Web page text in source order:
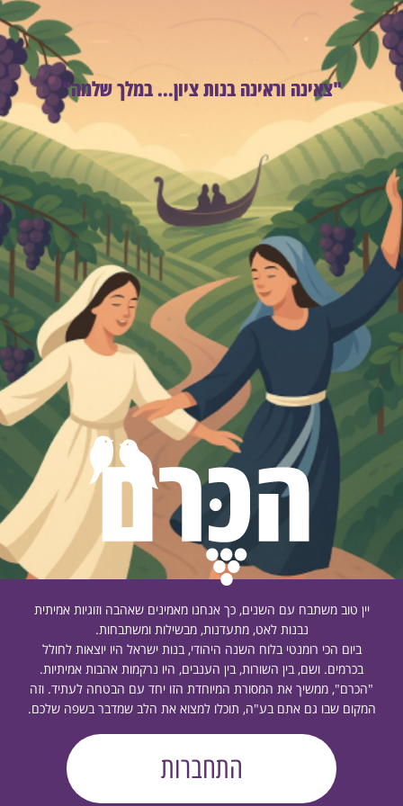
"צאינה וראינה בנות ציון... במלך שלמה"
יין טוב משתבח עם השנים, כך אנחנו מאמינים שאהבה וזוגיות אמיתית
נבנות לאט, מתעדנות, מבשילות ומשתבחות.
ביום הכי רומנטי בלוח השנה היהודי, בנות ישראל היו יוצאות לחולל
בכרמים. ושם, בין השורות, בין הענבים, היו נרקמות אהבות אמיתיות.
"הכרם", ממשיך את המסורת המיוחדת הזו יחד עם הבטחה לעתיד. וזה
המקום שבו גם אתם בע"ה, תוכלו למצוא את הלב שמדבר בשפה שלכם.
התחברות